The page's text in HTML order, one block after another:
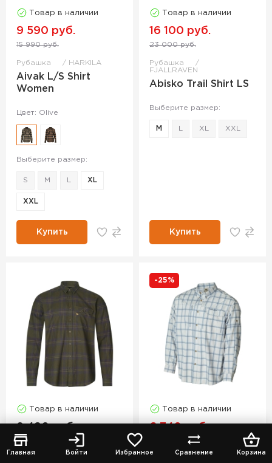
Главная Войти Избранное Сравнение Корзина
Товар в наличии
9 590 руб.
15 990 руб.
Рубашка HARKILA
Aivak L/S Shirt
Women
Цвет: Olive
Выберите размер:
S M XL
XXL
Купить
Товар в наличии
16 100 руб.
23 000 руб.
Рубашка
FJALLRAVEN
Abisko Trail Shirt LS
Выберите размер:
M XL XXL
Купить
Товар в наличии
Рубашка SEELAND
-25%
Товар в наличии